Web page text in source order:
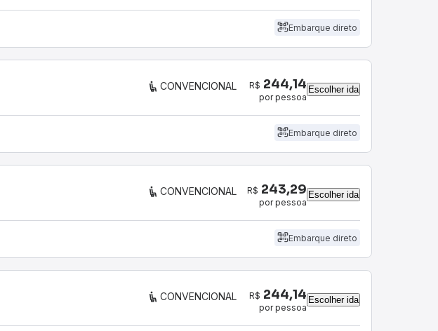
Embarque direto
CONVENCIONAL R$ 244,14
por pessoa
Escolher ida
Embarque direto
CONVENCIONAL R$ 243,29
por pessoa
Escolher ida
Embarque direto
CONVENCIONAL R$ 244,14
por pessoa
Escolher ida